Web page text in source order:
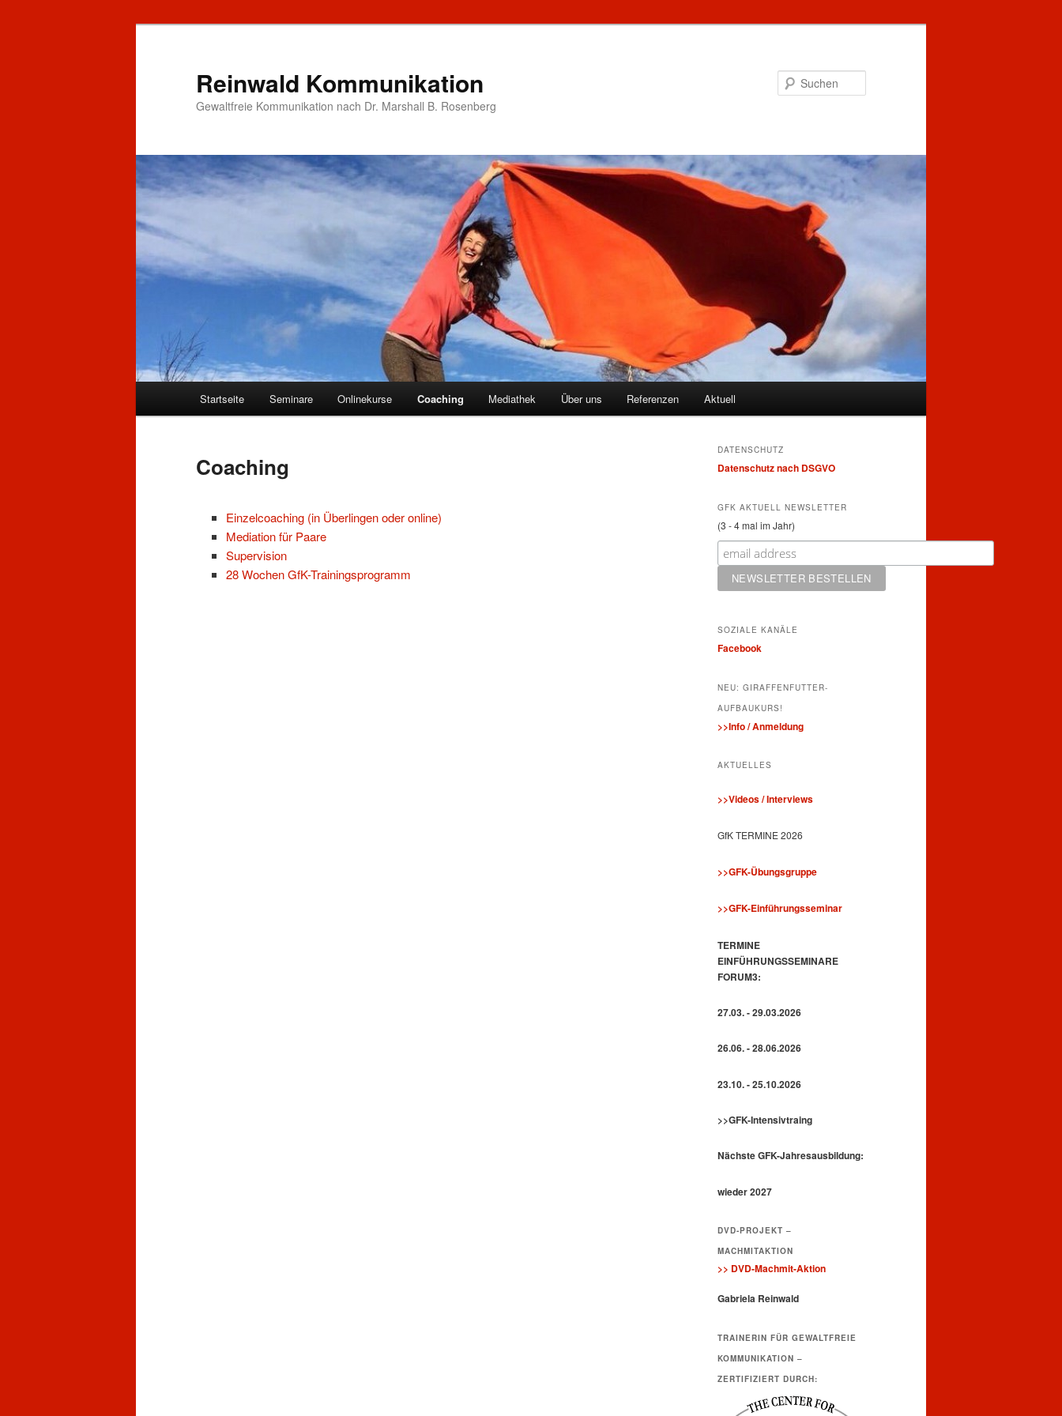
Reinwald Kommunikation
Gewaltfreie Kommunikation nach Dr. Marshall B. Rosenberg
Startseite Seminare Onlinekurse Coaching Mediathek Über uns Referenzen Aktuell
Coaching
Einzelcoaching (in Überlingen oder online)
Mediation für Paare
Supervision
28 Wochen GfK-Trainingsprogramm
DATENSCHUTZ
Datenschutz nach DSGVO
GFK AKTUELL NEWSLETTER
(3 - 4 mal im Jahr)
SOZIALE KANÄLE
Facebook
NEU: GIRAFFENFUTTER-
AUFBAUKURS!
>>Info / Anmeldung
AKTUELLES
>>Videos / Interviews
GfK TERMINE 2026
>>GFK-Übungsgruppe
>>GFK-Einführungsseminar
TERMINE
EINFÜHRUNGSSEMINARE
FORUM3:
27.03. - 29.03.2026
26.06. - 28.06.2026
23.10. - 25.10.2026
>>GFK-Intensivtraing
Nächste GFK-Jahresausbildung:
wieder 2027
DVD-PROJEKT –
MACHMITAKTION
>> DVD-Machmit-Aktion
Gabriela Reinwald
TRAINERIN FÜR GEWALTFREIE
KOMMUNIKATION –
ZERTIFIZIERT DURCH: